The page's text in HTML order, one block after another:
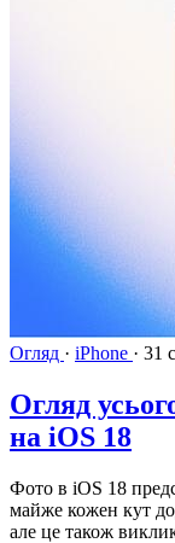
Огляд · iPhone · 31
Огляд
на iOS 18
Фото в iOS 18
майже кожен кут
але це також